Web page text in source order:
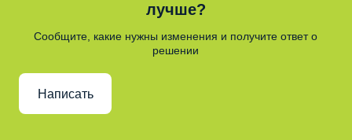
лучше?
Сообщите, какие нужны изменения и получите ответ о
решении
Написать